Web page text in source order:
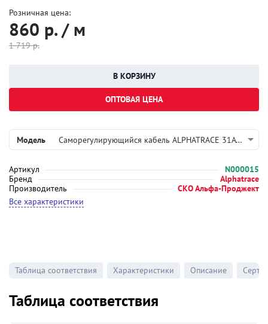
Модель Саморегулирующийся кабель ALPHATRACE 31ATL2-CF
Артикул
N000015
Бренд
Alphatrace
Производитель
СКО Альфа-Проджект
Все характеристики
Розничная цена:
860 р. / м
1 719р.
ОПТОВАЯ ЦЕНА
Таблица соответствия Характеристики Описание
Таблица соответствия